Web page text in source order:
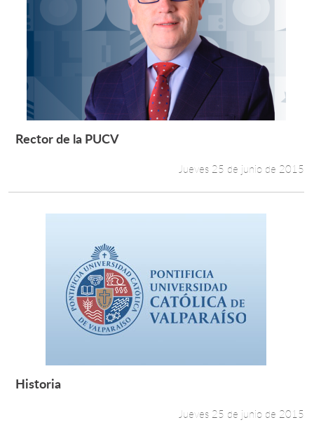
Rector de la PUCV
Jueves 25 de junio de 2015
Historia
Jueves 25 de junio de 2015